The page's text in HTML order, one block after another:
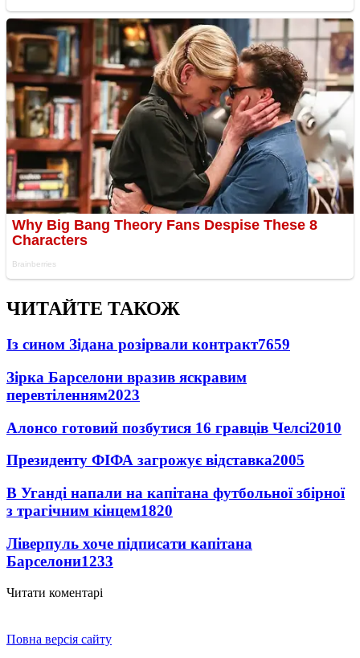
ЧИТАЙТЕ ТАКОЖ
Із сином Зідана розірвали контракт7659
Зірка Барселони вразив яскравим
перевтіленням2023
Алонсо готовий позбутися 16 гравців Челсі2010
Президенту ФІФА загрожує відставка2005
В Уганді напали на капітана футбольної збірної
з трагічним кінцем1820
Ліверпуль хоче підписати капітана
Барселони1233
Читати коментарі
Повна версія сайту